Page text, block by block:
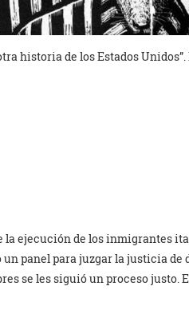
historia de los Estados
la ejecución de los inmigrantes
panel para juzgar la justicia de
se les siguió un proceso justo.